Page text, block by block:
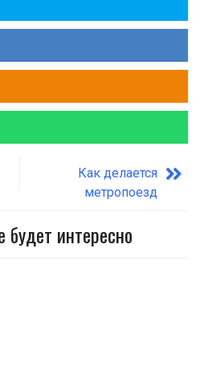
Как делается
метропоезд
будет интересно